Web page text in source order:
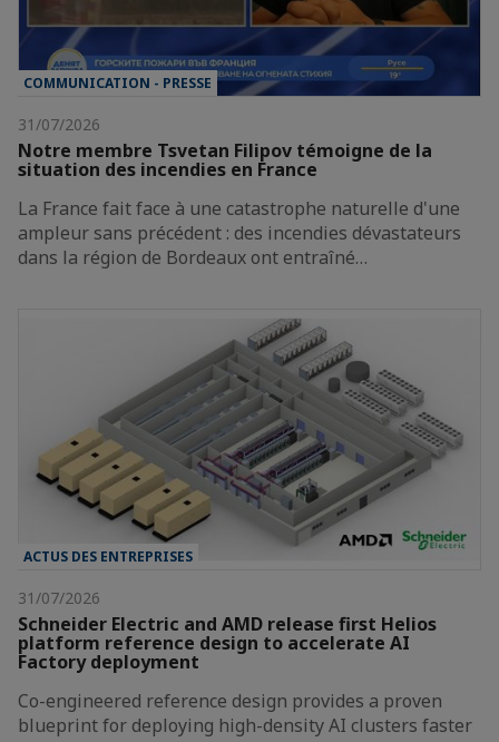
COMMUNICATION - PRESSE
31/07/2026
Notre membre Tsvetan Filipov témoigne de la
situation des incendies en France
La France fait face à une catastrophe naturelle d'une
ampleur sans précédent : des incendies dévastateurs
dans la région de Bordeaux ont entraîné…
ACTUS DES ENTREPRISES
31/07/2026
Schneider Electric and AMD release first Helios
platform reference design to accelerate AI
Factory deployment
Co-engineered reference design provides a proven
blueprint for deploying high-density AI clusters faster